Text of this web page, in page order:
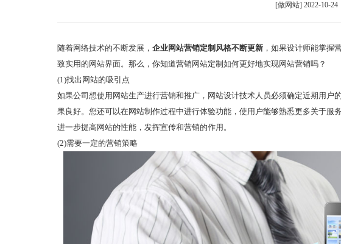
[做网站] 2022-10-24
随着网络技术的不断发展，企业网站营销定制风格不断更新 ，如果设计师能掌握
致实用的网站界面。那么，你知道营销网站定制如何更好地实现网站营销吗？
(1)找出网站的吸引点
如果公司想使用网站生产进行营销和推广，网站设计技术人员必须确定近期用户
果良好。您还可以在网站制作过程中进行体验功能，使用户能够熟悉更多关于服
进一步提高网站的性能，发挥宣传和营销的作用。
(2)需要一定的营销策略